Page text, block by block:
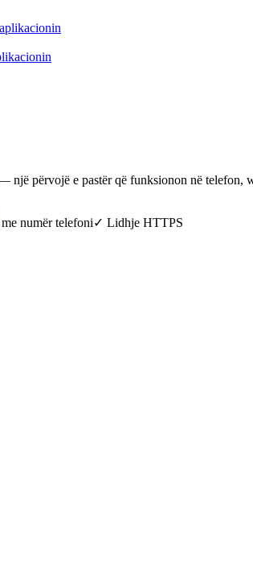
një përvojë e pastër që funksionon në telefon,
numër telefoni✓ Lidhje HTTPS